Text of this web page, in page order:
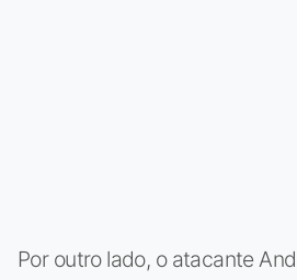
Por outro lado, o atacante